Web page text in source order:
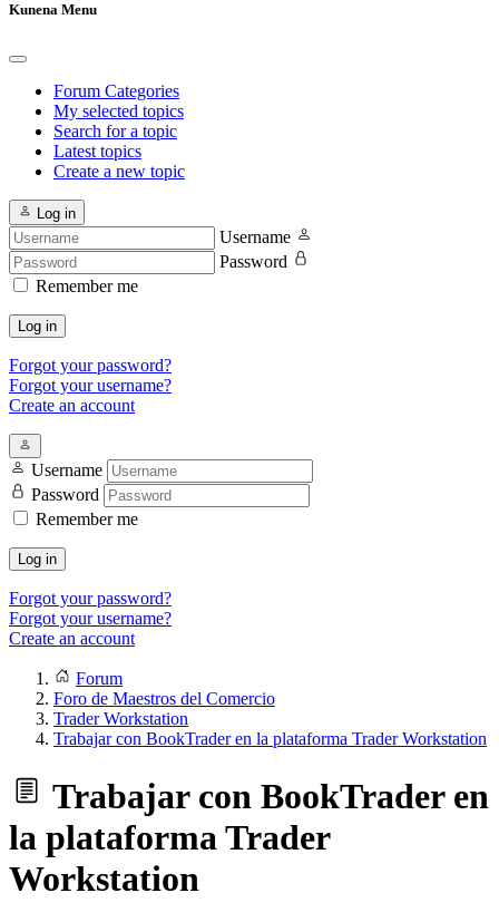
Kunena Menu
Forum Categories
My selected topics
Search for a topic
Latest topics
Create a new topic
Log in
Username
Password
Remember me
Log in
Forgot your password?
Forgot your username?
Create an account
Username
Password
Remember me
Log in
Forgot your password?
Forgot your username?
Create an account
Forum
Foro de Maestros del Comercio
Trader Workstation
Trabajar con BookTrader en la plataforma Trader Workstation
Trabajar con BookTrader en
la plataforma Trader
Workstation